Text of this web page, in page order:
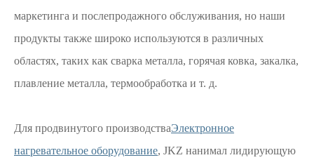
маркетинга и послепродажного обслуживания, но наши
продукты также широко используются в различных
областях, таких как сварка металла, горячая ковка, закалка,
плавление металла, термообработка и т. д.
Для продвинутого производстваЭлектронное
нагревательное оборудование, JKZ нанимал лидирующую